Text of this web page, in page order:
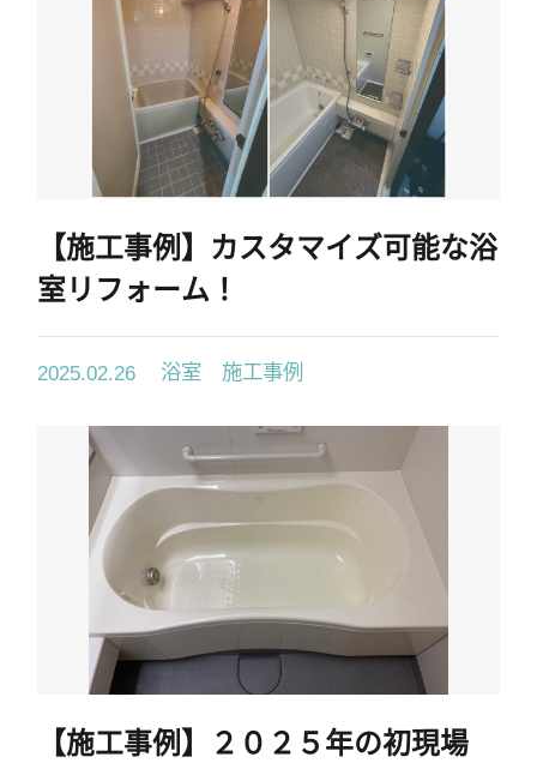
関西圏 06-4392-8626
【施工事例】カスタマイズ可能な浴
室リフォーム！
2025.02.26 浴室 施工事例
【施工事例】２０２５年の初現場